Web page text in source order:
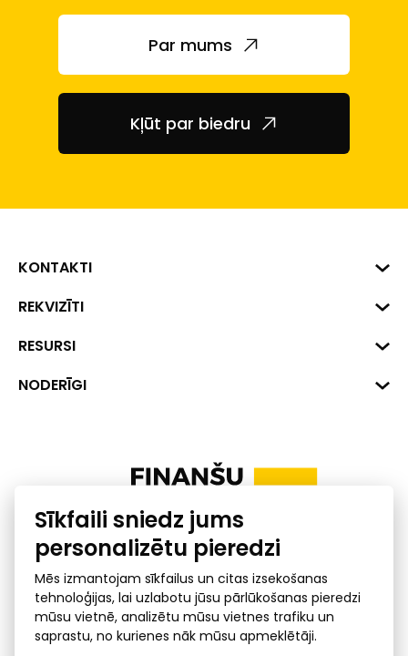
Par mums
Kļūt par biedru
KONTAKTI
Biznesa centrs "VERDE" Roberta
1045
+371 287 18175
REKVIZĪTI
Reģ. Nr. 40008002175
Banka: SEB Banka
RESURSI
Dati
Uzņēmumu kredītspējas kalkulators
NODERĪGI
Ombuds
Sīkfaili sniedz jums
personalizētu pieredzi
Mēs izmantojam sīkfailus un citas izsekošanas
tehnoloģijas, lai uzlabotu jūsu pārlūkošanas pieredzi
mūsu vietnē, analizētu mūsu vietnes trafiku un
saprastu, no kurienes nāk mūsu apmeklētāji.